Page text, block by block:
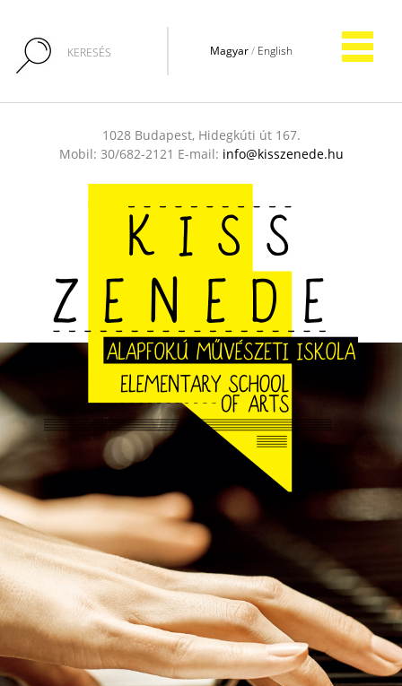
Magyar/ English
1028 Budapest, Hidegkúti út 167.
Mobil: 30/682-2121 E-mail: info@kisszenede.hu